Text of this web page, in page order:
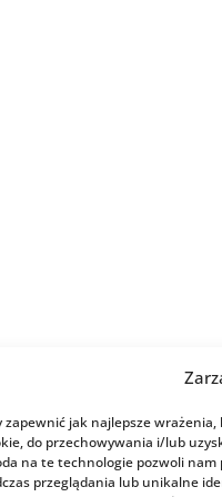
zapewnić jak najlepsze
do przechowywania i/lub
na te technologie pozwoli
przeglądania lub unikalne